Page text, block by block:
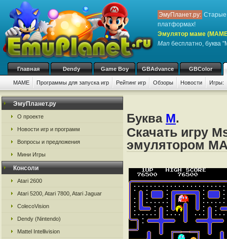
ЭмуПланет.ру: Старые
платформах!
Эмулятор маме
Man бесплатно, буква
Главная Dendy Game Boy GBAdvance GBColor
MAME Программы для запуска игр Рейтинг игр Обзоры Новости Игры:
ЭмуПланет.ру
О проекте
Новости игр и программ
Вопросы и предложения
Мини Игры
Консоли
Atari 2600
Atari 5200, Atari 7800, Atari Jaguar
ColecoVision
Dendy (Nintendo)
Mattel Intellivision
Буква M.
Скачать игру
эмулятором